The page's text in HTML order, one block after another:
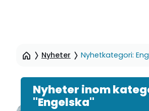
sidinnehåll
Nyheter Nyhetkategori:
Nyheter inom
"Engelska"